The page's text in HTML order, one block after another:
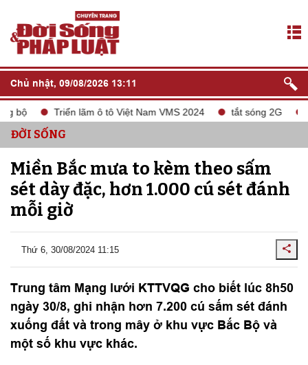
Chủ nhật, 09/08/2026 13:11
bộ Triển lãm ô tô Việt Nam VMS 2024 tắt sóng 2G
ĐỜI SỐNG
Miền Bắc mưa to kèm theo sấm
sét dày đặc, hơn 1.000 cú sét đánh
mỗi giờ
Thứ 6, 30/08/2024 11:15
Trung tâm Mạng lưới KTTVQG cho biết lúc 8h50
ngày 30/8, ghi nhận hơn 7.200 cú sấm sét đánh
xuống đất và trong mây ở khu vực Bắc Bộ và
một số khu vực khác.